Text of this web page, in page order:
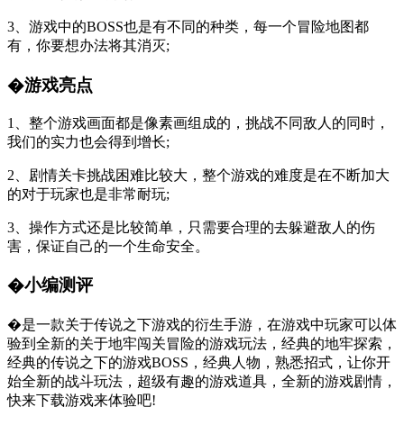
3、游戏中的BOSS也是有不同的种类，每一个冒险地图都
有，你要想办法将其消灭;
�游戏亮点
1、整个游戏画面都是像素画组成的，挑战不同敌人的同时，
我们的实力也会得到增长;
2、剧情关卡挑战困难比较大，整个游戏的难度是在不断加大
的对于玩家也是非常耐玩;
3、操作方式还是比较简单，只需要合理的去躲避敌人的伤
害，保证自己的一个生命安全。
�小编测评
�是一款关于传说之下游戏的衍生手游，在游戏中玩家可以体
验到全新的关于地牢闯关冒险的游戏玩法，经典的地牢探索，
经典的传说之下的游戏BOSS，经典人物，熟悉招式，让你开
始全新的战斗玩法，超级有趣的游戏道具，全新的游戏剧情，
快来下载游戏来体验吧!